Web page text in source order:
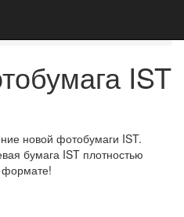
IST
новой фотобумаги IST.
бумага IST плотностью
формате!